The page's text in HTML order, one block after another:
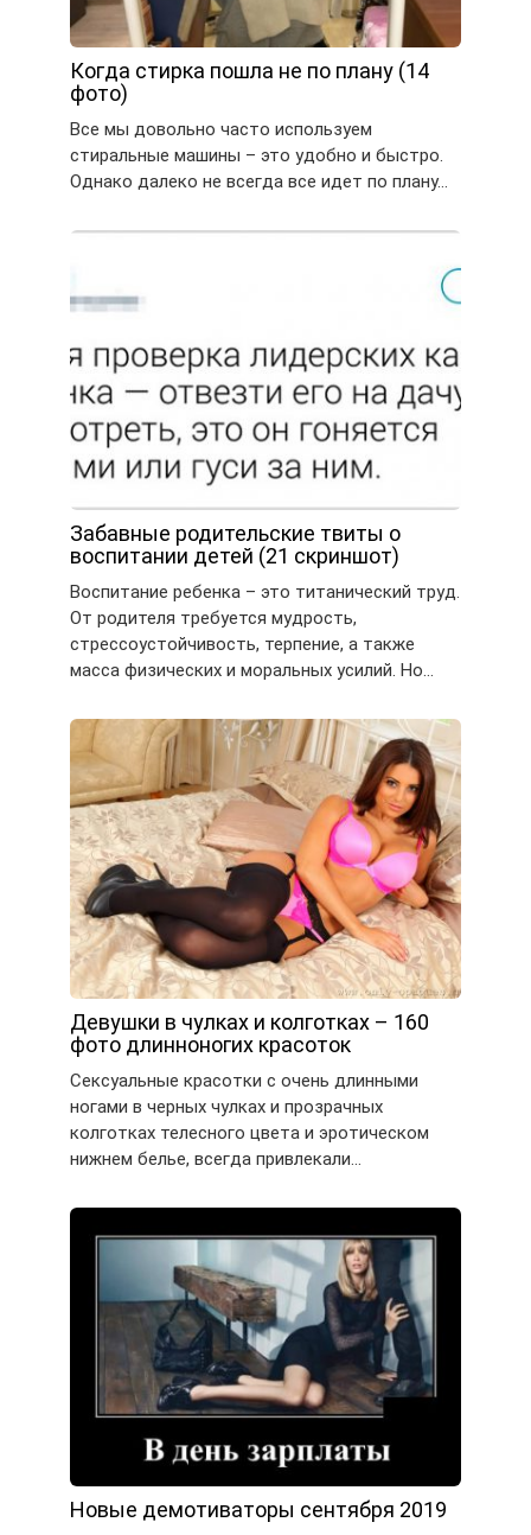
Когда стирка пошла не по плану (14
фото)
Все мы довольно часто используем
стиральные машины – это удобно и быстро.
Однако далеко не всегда все идет по плану…
Забавные родительские твиты о
воспитании детей (21 скриншот)
Воспитание ребенка – это титанический труд.
От родителя требуется мудрость,
стрессоустойчивость, терпение, а также
масса физических и моральных усилий. Но…
Девушки в чулках и колготках – 160
фото длинноногих красоток
Сексуальные красотки с очень длинными
ногами в черных чулках и прозрачных
колготках телесного цвета и эротическом
нижнем белье, всегда привлекали…
Новые демотиваторы сентября 2019